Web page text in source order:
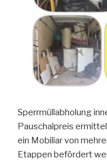
Sperrmüllabholung
Pauschalpreis
ein Mobiliar von
Etappen befördert